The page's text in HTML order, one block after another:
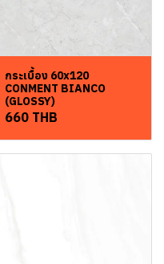
กระเบื้อง 60x120
CONMENT BIANCO
(GLOSSY)
660 THB